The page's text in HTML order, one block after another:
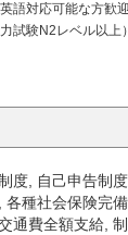
語対応可能な方歓迎
試験N2レベル以上
度, 自己申告制
各種社会保険完
通費全額支給,